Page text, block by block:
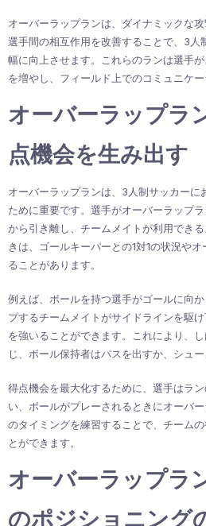
オーバーラップランは、ダイナミックな
選手間の相互作用を改善することで、3人
幅に向上させます。これらのランは選手
を増やし、フィールド上でのコミュニケー
オーバーラップラ
点機会を生み出す
オーバーラップランは、3人制サッカーに
ために重要です。選手がオーバーラップ
から引き離し、チームメイトが利用でき
きは、ゴールキーパーとの1対1の状況や
ることがあります。
例えば、ボールを持つ選手がゴールに向
プするチームメイトがサイドラインを駆
を強いることができます。これにより、
じ、ボール保持者はパスを出すか、シュ
得点機会を最大化するために、選手はラ
い、ボールがプレーされるときにオーバ
のタイミングを練習することで、チーム
とができます。
オーバーラップラ
のポジショニング